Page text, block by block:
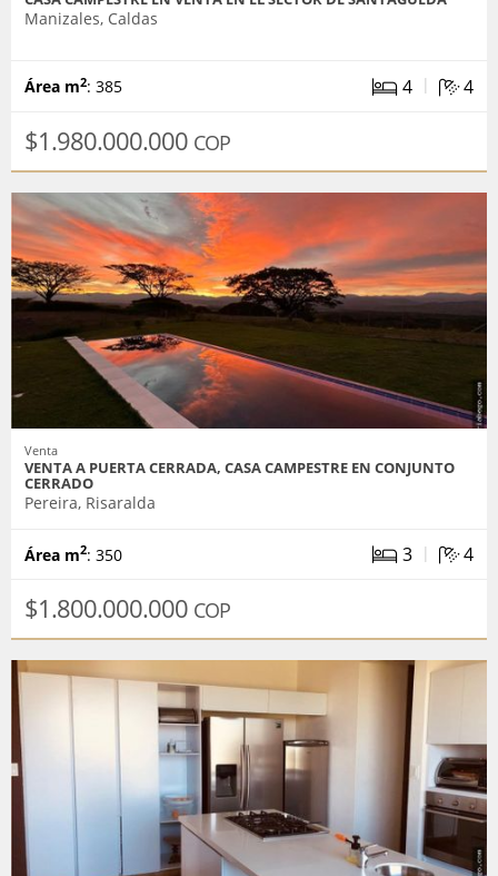
Manizales, Caldas
Área m2: 385 4 | 4
$1.980.000.000 COP
Venta
VENTA A PUERTA CERRADA, CASA CAMPESTRE EN CONJUNTO
CERRADO
Pereira, Risaralda
Área m2: 350 3 | 4
$1.800.000.000 COP